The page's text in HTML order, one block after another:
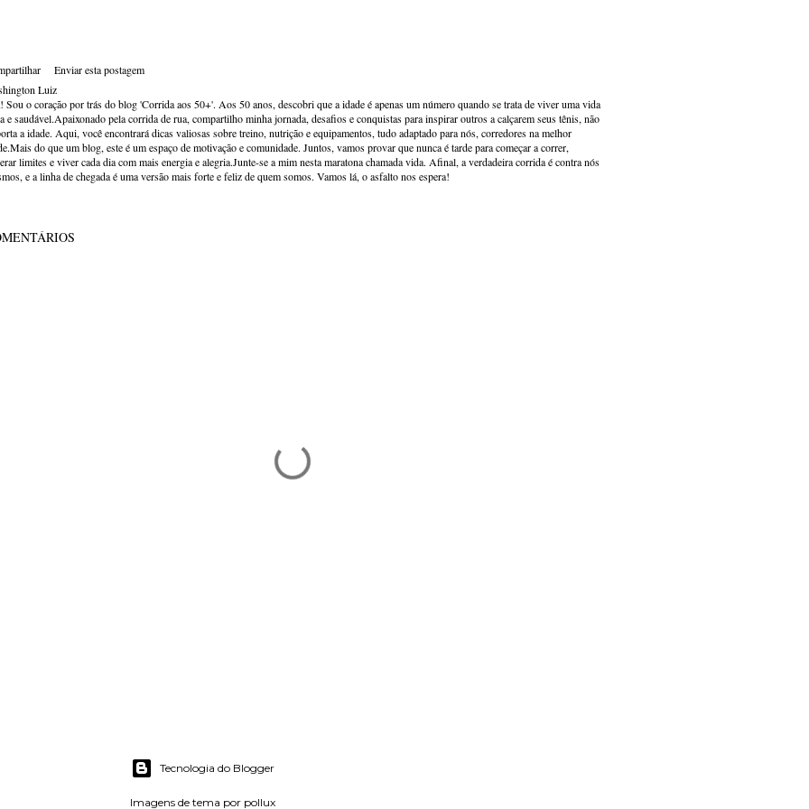
Enviar esta postagem
Luiz
Sou o coração por trás do blog 'Corrida aos 50+'. Aos 50 anos, descobri que a idade é apenas um número quando se trata de viver uma vida
e saudável.Apaixonado pela corrida de rua, compartilho minha jornada, desafios e conquistas para inspirar outros a calçarem seus tênis, não
a idade. Aqui, você encontrará dicas valiosas sobre treino, nutrição e equipamentos, tudo adaptado para nós, corredores na melhor
do que um blog, este é um espaço de motivação e comunidade. Juntos, vamos provar que nunca é tarde para começar a correr,
limites e viver cada dia com mais energia e alegria.Junte-se a mim nesta maratona chamada vida. Afinal, a verdadeira corrida é contra nós
e a linha de chegada é uma versão mais forte e feliz de quem somos. Vamos lá, o asfalto nos espera!
Tecnologia do Blogger
Imagens de tema por pollux